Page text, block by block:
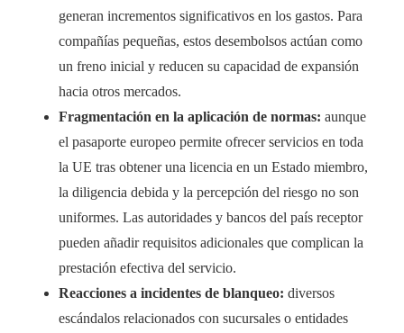
generan incrementos significativos en los gastos. Para
compañías pequeñas, estos desembolsos actúan como
un freno inicial y reducen su capacidad de expansión
hacia otros mercados.
Fragmentación en la aplicación de normas: aunque
el pasaporte europeo permite ofrecer servicios en toda
la UE tras obtener una licencia en un Estado miembro,
la diligencia debida y la percepción del riesgo no son
uniformes. Las autoridades y bancos del país receptor
pueden añadir requisitos adicionales que complican la
prestación efectiva del servicio.
Reacciones a incidentes de blanqueo: diversos
escándalos relacionados con sucursales o entidades